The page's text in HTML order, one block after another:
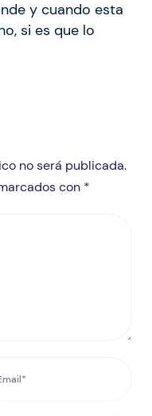
y cuando esta
si es que lo
no será publicada.
con *